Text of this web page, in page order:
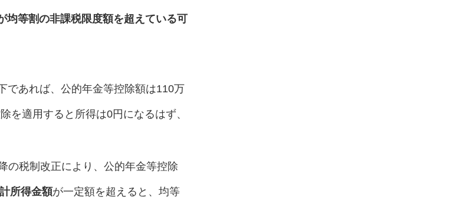
均等割の非課税限度額を超えている可
であれば、公的年金等控除額は110万
を適用すると所得は0円になるはず、
の税制改正により、公的年金等控除
所得金額が一定額を超えると、均等